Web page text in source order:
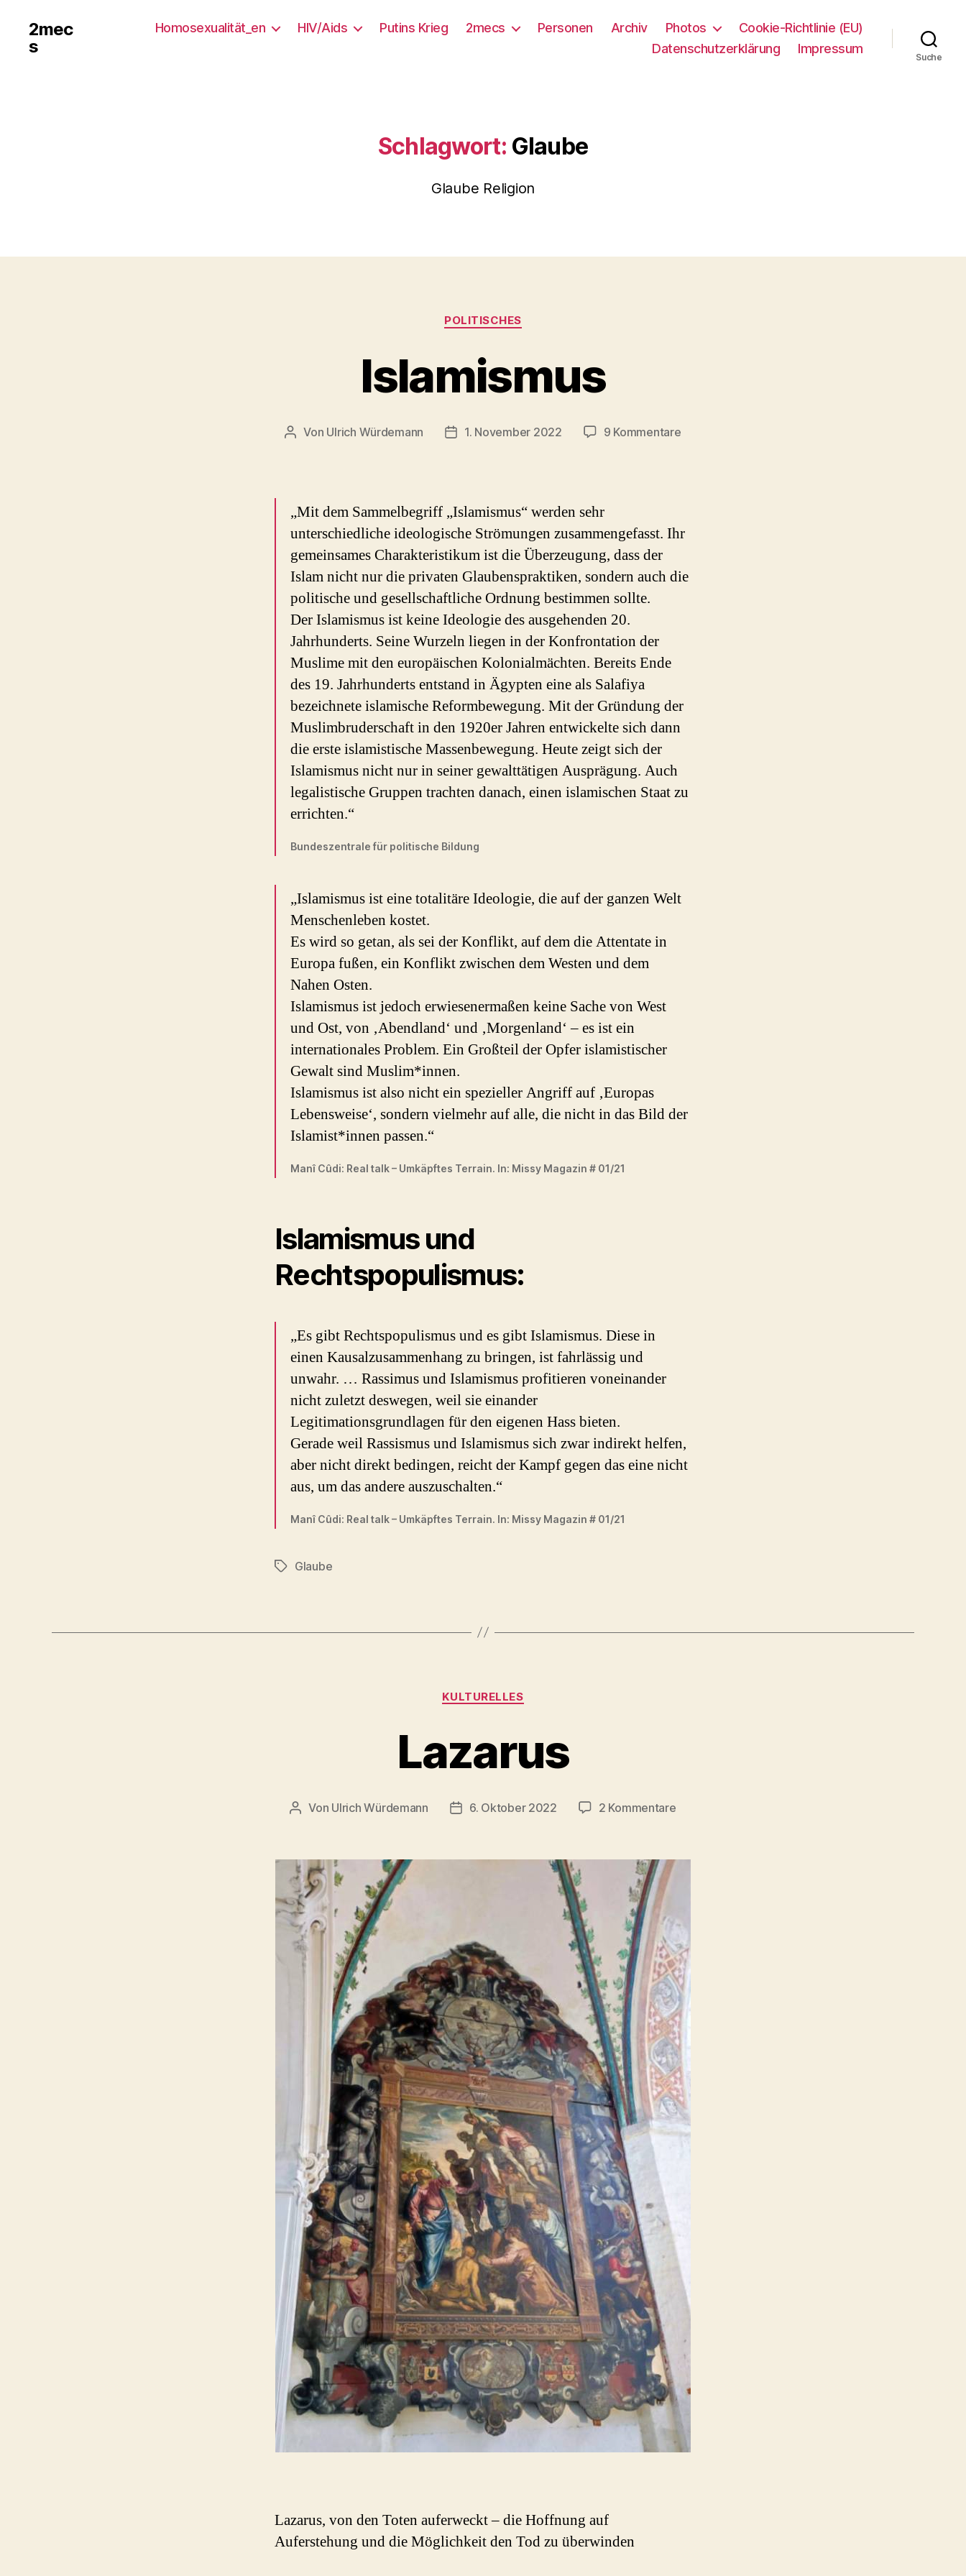
2mec
s
Homosexualität_en HIV/Aids Putins Krieg 2mecs Personen Archiv Photos
Cookie-Richtlinie (EU)
Datenschutzerklärung
Impressum
Suche
Schlagwort: Glaube
Glaube Religion
Kategorien
POLITISCHES
Islamismus
Beitragsautor
Von Ulrich Würdemann Beitragsdatum
1. November 2022 9 Kommentarezu
„Mit dem Sammelbegriff „Islamismus“ werden sehr
unterschiedliche ideologische Strömungen zusammengefasst. Ihr
gemeinsames Charakteristikum ist die Überzeugung, dass der
Islam nicht nur die privaten Glaubenspraktiken, sondern auch die
politische und gesellschaftliche Ordnung bestimmen sollte.
Der Islamismus ist keine Ideologie des ausgehenden 20.
Jahrhunderts. Seine Wurzeln liegen in der Konfrontation der
Muslime mit den europäischen Kolonialmächten. Bereits Ende
des 19. Jahrhunderts entstand in Ägypten eine als Salafiya
bezeichnete islamische Reformbewegung. Mit der Gründung der
Muslimbruderschaft in den 1920er Jahren entwickelte sich dann
die erste islamistische Massenbewegung. Heute zeigt sich der
Islamismus nicht nur in seiner gewalttätigen Ausprägung. Auch
legalistische Gruppen trachten danach, einen islamischen Staat zu
errichten.“
Bundeszentrale für politische Bildung
„Islamismus ist eine totalitäre Ideologie, die auf der ganzen Welt
Menschenleben kostet.
Es wird so getan, als sei der Konflikt, auf dem die Attentate in
Europa fußen, ein Konflikt zwischen dem Westen und dem
Nahen Osten.
Islamismus ist jedoch erwiesenermaßen keine Sache von West
und Ost, von ‚Abendland‘ und ‚Morgenland‘ – es ist ein
internationales Problem. Ein Großteil der Opfer islamistischer
Gewalt sind Muslim*innen.
Islamismus ist also nicht ein spezieller Angriff auf ‚Europas
Lebensweise‘, sondern vielmehr auf alle, die nicht in das Bild der
Islamist*innen passen.“
Manî Cûdi: Real talk – Umkäpftes Terrain. In: Missy Magazin # 01/21
Islamismus und
Rechtspopulismus:
„Es gibt Rechtspopulismus und es gibt Islamismus. Diese in
einen Kausalzusammenhang zu bringen, ist fahrlässig und
unwahr. … Rassimus und Islamismus profitieren voneinander
nicht zuletzt deswegen, weil sie einander
Legitimationsgrundlagen für den eigenen Hass bieten.
Gerade weil Rassismus und Islamismus sich zwar indirekt helfen,
aber nicht direkt bedingen, reicht der Kampf gegen das eine nicht
aus, um das andere auszuschalten.“
Manî Cûdi: Real talk – Umkäpftes Terrain. In: Missy Magazin # 01/21
Schlagwörter
Glaube
Kategorien
KULTURELLES
Lazarus
Beitragsautor
Von Ulrich Würdemann Beitragsdatum
6. Oktober 2022 2 Kommentarezu
Lazarus, von den Toten auferweckt – die Hoffnung auf
Auferstehung und die Möglichkeit den Tod zu überwinden